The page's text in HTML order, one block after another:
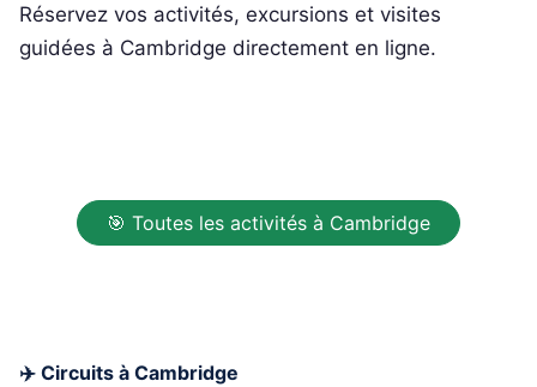
Réservez vos activités, excursions et visites
guidées à Cambridge directement en ligne.
🎯 Toutes les activités à Cambridge
✈️ Circuits à Cambridge